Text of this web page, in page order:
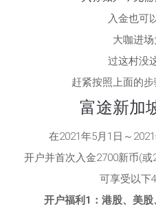
入金也可
大咖进场
过这村没
赶紧按照上面的
富途新加
在2021年5月1日～
开户并首次入金2700新币(
可享受以下
开户福利1：港股、美